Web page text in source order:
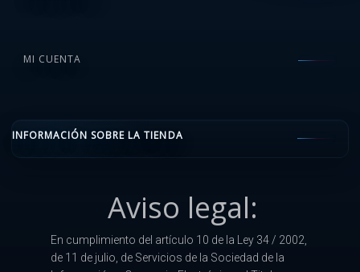
MI CUENTA
INFORMACIÓN SOBRE LA TIENDA
Aviso legal:
En cumplimiento del artículo 10 de la Ley 34 / 2002,
de 11 de julio, de Servicios de la Sociedad de la